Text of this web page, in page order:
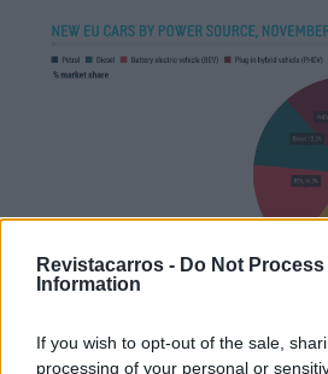
Revistacarros - Do Not Process
Information
If you wish to opt-out of the sale,
processing of your personal or
Em novembro, a quota de mercado
elétricos a bateria aumentou para